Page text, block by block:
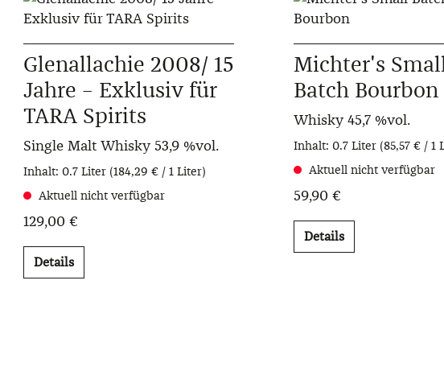
Glenallachie 2008/ 15
Jahre – Exklusiv für
TARA Spirits
Single Malt Whisky 53,9 %vol.
Inhalt: 0.7 Liter (184,29 € / 1 Liter)
Aktuell nicht verfügbar
129,00 €
Details
Michter's
Batch Bourbon
Whisky 45,7 %vol.
Inhalt: 0.7 Liter (85,57 € / 1
Aktuell nicht verfügbar
59,90 €
Details